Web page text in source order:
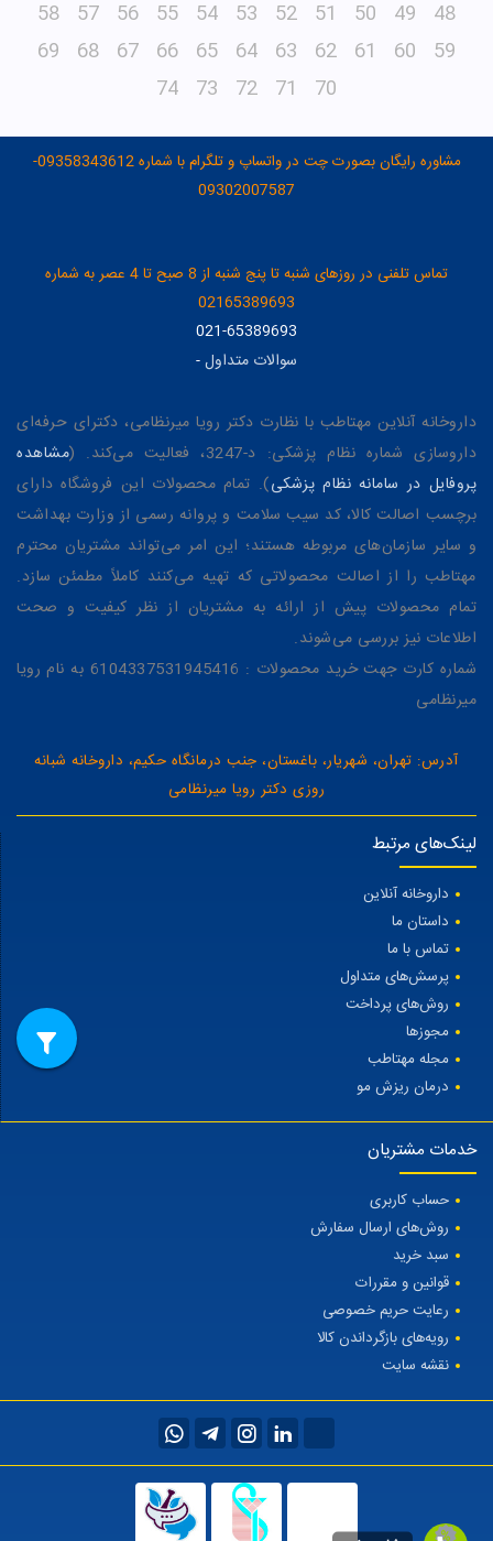
48
49
50
51
52
53
54
55
56
57
58
59
60
61
62
63
64
65
66
67
68
69
70
71
72
73
74
مشاوره رایگان بصورت چت در واتساپ و تلگرام با شماره 09358343612-
09302007587
تماس تلفنی در روزهای شنبه تا پنج شنبه از 8 صبح تا 4 عصر به شماره
02165389693
021-65389693
سوالات متداول-
داروخانه آنلاین مهتاطب با نظارت دکتر رویا میرنظامی، دکترای حرفه‌ای
داروسازی شماره نظام پزشکی: د-3247، فعالیت می‌کند. (
مشاهده
پروفایل در سامانه نظام پزشکی). تمام محصولات این فروشگاه دارای
برچسب اصالت کالا، کد سیب سلامت و پروانه رسمی از وزارت بهداشت
و سایر سازمان‌های مربوطه هستند؛ این امر می‌تواند مشتریان محترم
مهتاطب را از اصالت محصولاتی که تهیه می‌کنند کاملاً مطمئن سازد.
تمام محصولات پیش از ارائه به مشتریان از نظر کیفیت و صحت
اطلاعات نیز بررسی می‌شوند.
شماره کارت جهت خرید محصولات : 6104337531945416 به نام رویا
میرنظامی
آدرس: تهران، شهریار، باغستان، جنب درمانگاه حکیم، داروخانه شبانه
روزی دکتر رویا میرنظامی
لینک‌های مرتبط
داروخانه آنلاین
داستان ما
تماس با ما
پرسش‌های متداول
روش‌های پرداخت
مجوزها
مجله مهتاطب
درمان ریزش مو
خدمات مشتریان
حساب کاربری
روش‌های ارسال سفارش
سبد خرید
قوانین و مقررات
رعایت حریم خصوصی
رویه‌های بازگرداندن کالا
نقشه سایت